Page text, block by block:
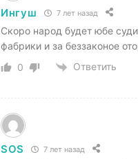
Ингуш 7 лет назад
Скоро народ будет юбе
фабрики и за беззаконое
0
Ответить
SOS 7 лет назад